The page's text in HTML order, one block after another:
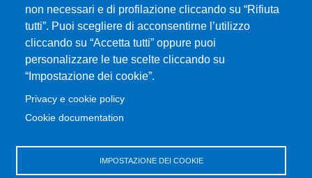
non necessari e di profilazione cliccando su “Rifiuta
tutti”. Puoi scegliere di acconsentirne l’utilizzo
cliccando su “Accetta tutti” oppure puoi
personalizzare le tue scelte cliccando su
“Impostazione dei cookie”.
Privacy e cookie policy
Cookie documentation
IMPOSTAZIONE DEI COOKIE
Amministrazione Trasparente
Calendario Accademico
Mappa del sito
Transparent administration
Change your mind on cookies
Calls for application
Consulente di fiducia